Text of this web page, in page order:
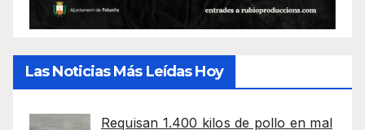
Las Noticias Más Leídas Hoy
Requisan 1.400 kilos de pollo en mal